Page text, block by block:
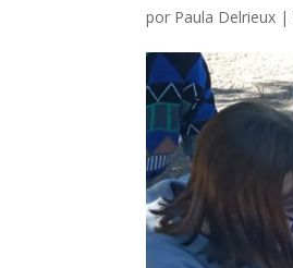
por Paula Delrieux |